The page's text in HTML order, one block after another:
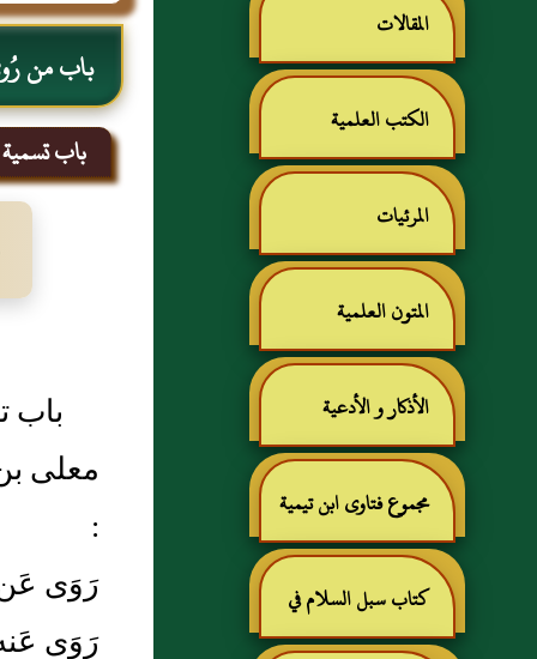
المقالات
الكتب العلمية
المرئيات
المتون العلمية
الأذكار و الأدعية
مجموع فتاوى ابن تيمية
كتاب سبل السلام في
باب من
باب
باب
معلى
:
رَوَى
رَوَى